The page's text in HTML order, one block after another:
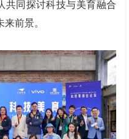
共同探讨科技与美育融合
前景。